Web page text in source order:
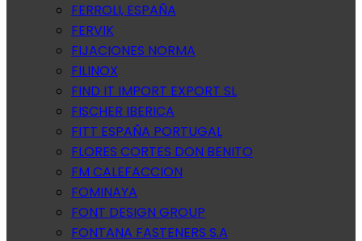
FERROLI, ESPAÑA
FERVIK
FIJACIONES NORMA
FILINOX
FIND IT IMPORT EXPORT SL
FISCHER IBERICA
FITT ESPAÑA PORTUGAL
FLORES CORTES DON BENITO
FM CALEFACCION
FOMINAYA
FONT DESIGN GROUP
FONTANA FASTENERS S.A